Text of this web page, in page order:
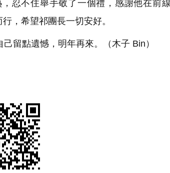
忍不住舉手敬了一個禮，感謝他在前
，希望祁團長一切安好。
留點遺憾，明年再來。（木子 Bin）